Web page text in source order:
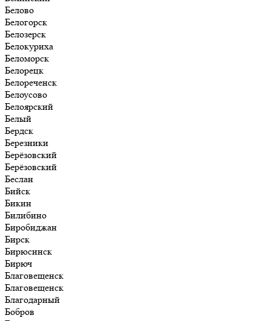
Белово
Белогорск
Белозерск
Белокуриха
Беломорск
Белорецк
Белореченск
Белоусово
Белоярский
Белый
Бердск
Березники
Берёзовский
Берёзовский
Беслан
Бийск
Бикин
Билибино
Биробиджан
Бирск
Бирюсинск
Бирюч
Благовещенск
Благовещенск
Благодарный
Бобров